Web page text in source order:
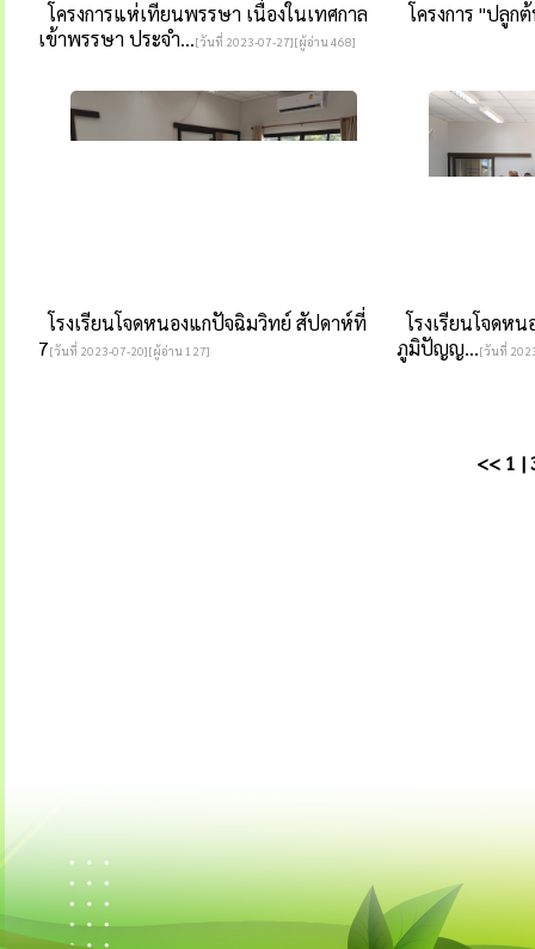
โครงการแห่เทียนพรรษา เนื่องในเทศกาล
เข้าพรรษา ประจำ...[วันที่ 2023-07-27][ผู้อ่าน 468]
โครงการ "ปลู
โรงเรียนโจดหนองแกปัจฉิมวิทย์ สัปดาห์ที่
7[วันที่ 2023-07-20][ผู้อ่าน 127]
โรงเรียนโจดห
ภูมิปัญญ...[วันที่
<< 1 |